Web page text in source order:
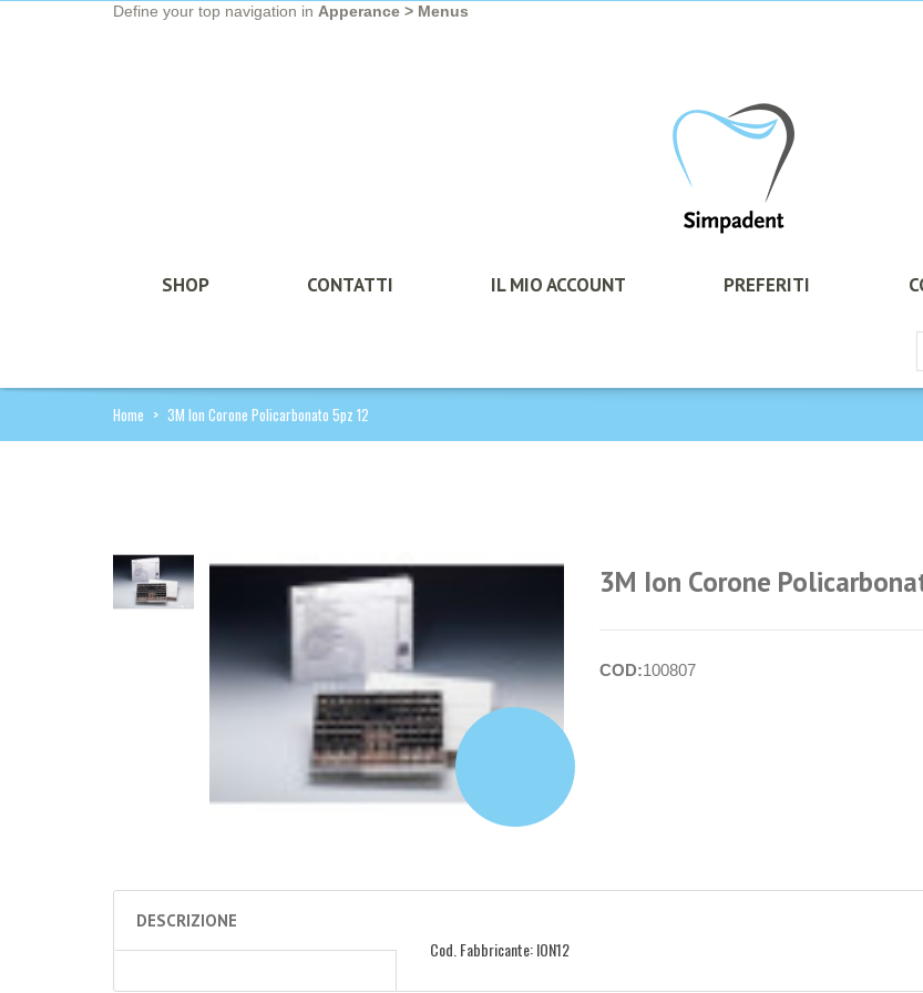
Define your top navigation in Apperance > Menus
SHOP CONTATTI IL MIO ACCOUNT PREFERITI
Home > 3M Ion Corone Policarbonato 5pz 12
3M Ion Corone
COD:100807
DESCRIZIONE
Cod. Fabbricante: ION12